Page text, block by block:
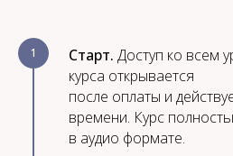
1 Старт. Доступ ко всем
курса открывается
после оплаты и
времени. Курс
в аудио формате.